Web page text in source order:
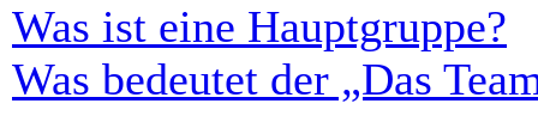
Was ist eine Hauptgruppe?
Was bedeutet der „Das